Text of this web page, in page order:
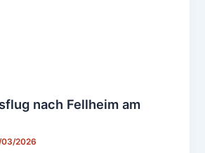
nach Fellheim am
2026